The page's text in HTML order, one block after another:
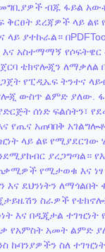
መግቢያዎች ብጁ ፋይል
ደረጃዎች ላይ ልዩ
ላይ ያተኩራል።
አስተማማኝ የሶፍትዌር
ቴክኖሎጂን ለማቃለል
የፒዲኤፍ ትንተና
ውስጥ ልምድ ያለው.
ሰነድ ፍልሰትን፣
የጤና አጠባበቅ
ላይ ልዩ የሚያደርገው
ያረጋግጣል።
የሚታወቁ እና ነፃ
እና ደህንነትን
ስራዎች
እና በዲጂታል
የአምስት አመት ልምድ
ኩባንያዎችን ስለ